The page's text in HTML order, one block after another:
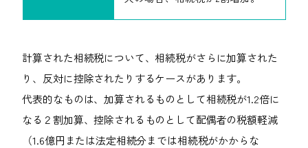
計算された相続税について、相続税がさらに加算された
り、反対に控除されたりするケースがあります。
代表的なものは、加算されるものとして相続税が1.2倍に
なる２割加算、控除されるものとして配偶者の税額軽減
（1.6億円または法定相続分までは相続税がかからな